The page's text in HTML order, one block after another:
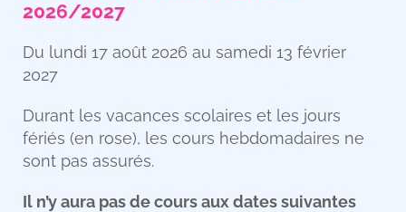
2026/2027
Du lundi 17 août 2026 au samedi 13 février
2027
Durant les vacances scolaires et les jours
fériés (en rose), les cours hebdomadaires ne
sont pas assurés.
Il n’y aura pas de cours aux dates suivantes